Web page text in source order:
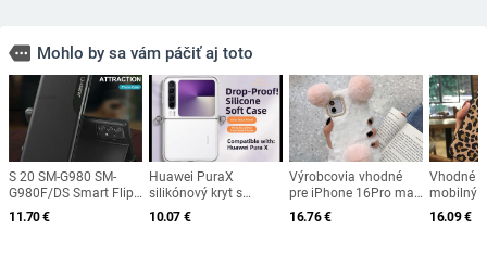
more Mohlo by sa vám páčiť aj toto
S 20 SM-G980 SM-
G980F/DS Smart Flip
puzdro s priehľadným
okienkom pre
11.70€
Huawei PuraX
silikónový kryt s
háčikom na
crossbody, mäkký kryt,
10.07 €
Výrobcovia vhodné
pre iPhone 16Pro max
roztomilé plyšové
puzdro na mobilný
16.76€
Vhodné
mobilný
nová
16.09€